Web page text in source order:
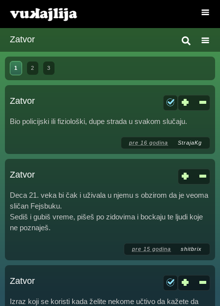
Zatvor
1 2 3
Zatvor
Bio policijski ili fiziološki, dupe strada u svakom slučaju.
pre 16 godina StrajaKg
Zatvor
Deca 21. veka bi čak i uživala u njemu s obzirom da je veoma
sličan Fejsbuku.
Sediš i gubiš vreme, pišeš po zidovima i bockaju te ljudi koje
ne poznaješ.
pre 15 godina shitbrix
Zatvor
Izraz koji se koristi kada želite nekome učtivo da kažete da